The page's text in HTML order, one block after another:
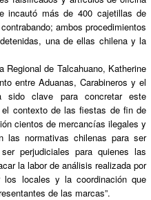
incautó más de 400 cajetillas de
ambos procedimientos
una de ellas chilena y la
de Talcahuano, Katherine
entre Aduanas, Carabineros y el
sido clave para concretar este
contexto de las fiestas de fin de
cientos de mercancías ilegales y
las normativas chilenas para ser
perjudiciales para quienes las
la labor de análisis realizada por
los locales y la coordinación que
de las marcas”.